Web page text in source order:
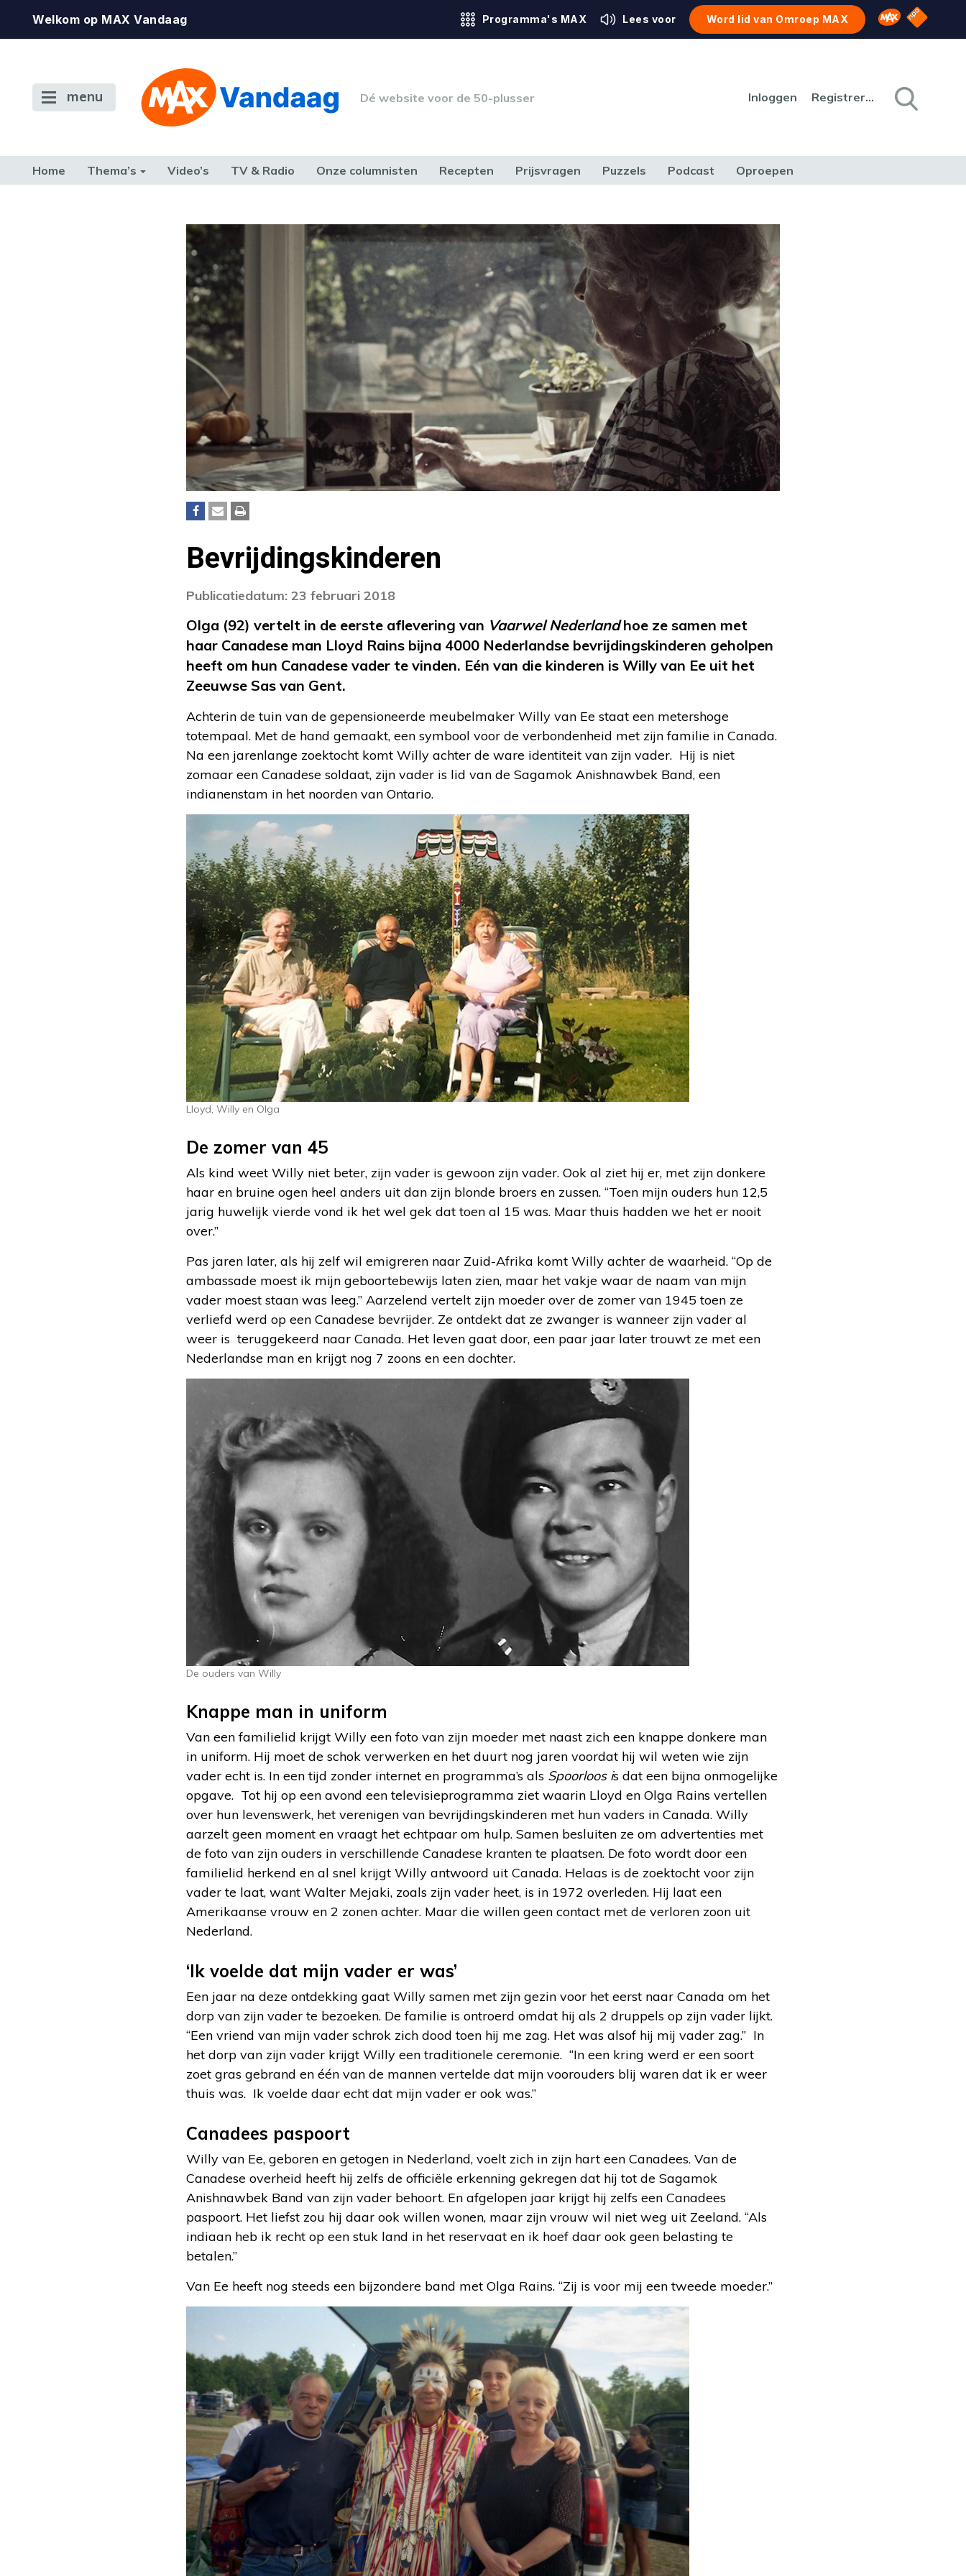
Welkom op MAX Vandaag Programma's MAX Lees voor Word lid van Omroep MAX Omroep MAX
NPO
menu Dé website voor de 50-plusser Inloggen Registreren
Home Thema’s Video’s TV & Radio Onze columnisten Recepten Prijsvragen Puzzels Podcast Oproepen
Bevrijdingskinderen
Publicatiedatum: 23 februari 2018
Olga (92) vertelt in de eerste aflevering van Vaarwel Nederlandhoe ze samen met
haar Canadese man Lloyd Rains bijna 4000 Nederlandse bevrijdingskinderen geholpen
heeft om hun Canadese vader te vinden. Eén van die kinderen is Willy van Ee uit het
Zeeuwse Sas van Gent.
Achterin de tuin van de gepensioneerde meubelmaker Willy van Ee staat een metershoge
totempaal. Met de hand gemaakt, een symbool voor de verbondenheid met zijn familie in Canada.
Na een jarenlange zoektocht komt Willy achter de ware identiteit van zijn vader. Hij is niet
zomaar een Canadese soldaat, zijn vader is lid van de Sagamok Anishnawbek Band, een
indianenstam in het noorden van Ontario.
Lloyd, Willy en Olga
De zomer van 45
Als kind weet Willy niet beter, zijn vader is gewoon zijn vader. Ook al ziet hij er, met zijn donkere
haar en bruine ogen heel anders uit dan zijn blonde broers en zussen. “Toen mijn ouders hun 12,5
jarig huwelijk vierde vond ik het wel gek dat toen al 15 was. Maar thuis hadden we het er nooit
over.”
Pas jaren later, als hij zelf wil emigreren naar Zuid-Afrika komt Willy achter de waarheid. “Op de
ambassade moest ik mijn geboortebewijs laten zien, maar het vakje waar de naam van mijn
vader moest staan was leeg.” Aarzelend vertelt zijn moeder over de zomer van 1945 toen ze
verliefd werd op een Canadese bevrijder. Ze ontdekt dat ze zwanger is wanneer zijn vader al
weer is teruggekeerd naar Canada. Het leven gaat door, een paar jaar later trouwt ze met een
Nederlandse man en krijgt nog 7 zoons en een dochter.
De ouders van Willy
Knappe man in uniform
Van een familielid krijgt Willy een foto van zijn moeder met naast zich een knappe donkere man
in uniform. Hij moet de schok verwerken en het duurt nog jaren voordat hij wil weten wie zijn
vader echt is. In een tijd zonder internet en programma’s als Spoorloos is dat een bijna onmogelijke
opgave. Tot hij op een avond een televisieprogramma ziet waarin Lloyd en Olga Rains vertellen
over hun levenswerk, het verenigen van bevrijdingskinderen met hun vaders in Canada. Willy
aarzelt geen moment en vraagt het echtpaar om hulp. Samen besluiten ze om advertenties met
de foto van zijn ouders in verschillende Canadese kranten te plaatsen. De foto wordt door een
familielid herkend en al snel krijgt Willy antwoord uit Canada. Helaas is de zoektocht voor zijn
vader te laat, want Walter Mejaki, zoals zijn vader heet, is in 1972 overleden. Hij laat een
Amerikaanse vrouw en 2 zonen achter. Maar die willen geen contact met de verloren zoon uit
Nederland.
‘Ik voelde dat mijn vader er was’
Een jaar na deze ontdekking gaat Willy samen met zijn gezin voor het eerst naar Canada om het
dorp van zijn vader te bezoeken. De familie is ontroerd omdat hij als 2 druppels op zijn vader lijkt.
“Een vriend van mijn vader schrok zich dood toen hij me zag. Het was alsof hij mij vader zag.” In
het dorp van zijn vader krijgt Willy een traditionele ceremonie. “In een kring werd er een soort
zoet gras gebrand en één van de mannen vertelde dat mijn voorouders blij waren dat ik er weer
thuis was. Ik voelde daar echt dat mijn vader er ook was.”
Canadees paspoort
Willy van Ee, geboren en getogen in Nederland, voelt zich in zijn hart een Canadees. Van de
Canadese overheid heeft hij zelfs de officiële erkenning gekregen dat hij tot de Sagamok
Anishnawbek Band van zijn vader behoort. En afgelopen jaar krijgt hij zelfs een Canadees
paspoort. Het liefst zou hij daar ook willen wonen, maar zijn vrouw wil niet weg uit Zeeland. “Als
indiaan heb ik recht op een stuk land in het reservaat en ik hoef daar ook geen belasting te
betalen.”
Van Ee heeft nog steeds een bijzondere band met Olga Rains. “Zij is voor mij een tweede moeder.”